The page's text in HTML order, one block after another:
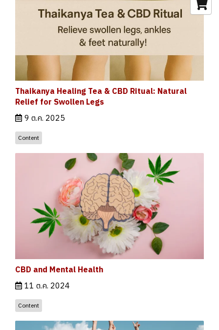
Thaikanya Healing Tea & CBD Ritual: Natural
Relief for Swollen Legs
9 ต.ค. 2025
Content
CBD and Mental Health
11 ต.ค. 2024
Content